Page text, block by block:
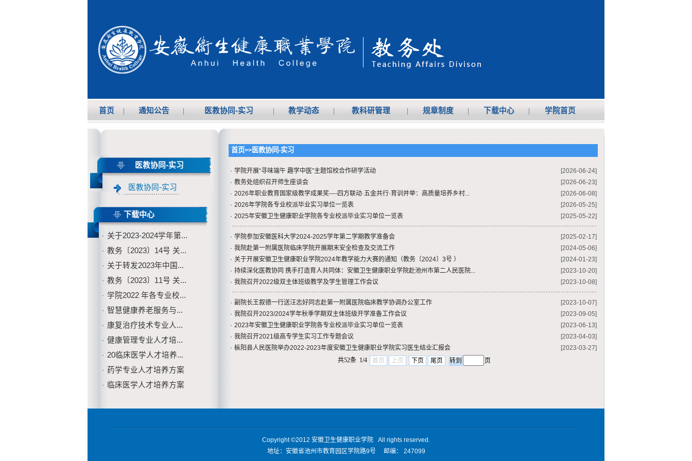
首页 | 通知公告 | 医教协同-实习 | 教学动态 | 教科研管理 | 规章制度 | 下载中心 | 学院首页
医教协同-实习
医教协同-实习
下载中心
· 关于2023-2024学年第...
· 教务〔2023〕14号 关...
· 关于转发2023年中国...
· 教务〔2023〕11号 关...
· 学院2022 年各专业校...
· 智慧健康养老服务与...
· 康复治疗技术专业人...
· 健康管理专业人才培...
· 20临床医学人才培养...
· 药学专业人才培养方案
· 临床医学人才培养方案
首页>> 医教协同-实习
· 学院开展“寻味端午 趣学中医”主题馆校合作研学活动
[2026-06-24]
· 教务处组织召开师生座谈会
[2026-06-23]
· 2026年职业教育国家级教学成果奖----四方联动·五金共行·育训并举：高质量培养乡村...
[2026-06-08]
· 2026年学院各专业校派毕业实习单位一览表
[2026-05-25]
· 2025年安徽卫生健康职业学院各专业校派毕业实习单位一览表 [2025-05-22]
· 学院参加安徽医科大学2024-2025学年第二学期教学准备会
[2025-02-17]
· 我院赴第一附属医院临床学院开展期末安全检查及交流工作
[2024-05-06]
· 关于开展安徽卫生健康职业学院2024年教学能力大赛的通知（教务〔2024〕3号 ）
[2024-01-23]
· 持续深化医教协同 携手打造育人共同体：安徽卫生健康职业学院赴池州市第二人民医院...
[2023-10-20]
· 我院召开2022级双主体班级教学及学生管理工作会议 [2023-10-08]
· 副院长王叙德一行送汪志好同志赴第一附属医院临床教学协调办公室工作
[2023-10-07]
· 我院召开2023/2024学年秋季学期双主体班级开学准备工作会议
[2023-09-05]
· 2023年安徽卫生健康职业学院各专业校派毕业实习单位一览表
[2023-06-13]
· 我院召开2021级高专学生实习工作专题会议
[2023-04-03]
· 枞阳县人民医院举办2022-2023年度安徽卫生健康职业学院实习医生结业汇报会
[2023-03-27]
共52条 1/4
首页 上页 下页 尾页 页
Copyright ©2012 安徽卫生健康职业学院
All rights reserved.
地址：安徽省池州市教育园区学院路9号 邮编： 247099